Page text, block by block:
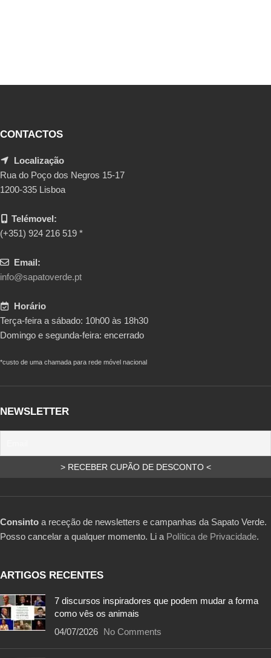
CONTACTOS
Localização
Rua do Poço dos Negros 15-17
1200-335 Lisboa
Telémovel:
(+351) 924 216 519 *
Email:
info@sapatoverde.pt
Horário
Terça-feira a sábado: 10h00 às 18h30
Domingo e segunda-feira: encerrado
*custo de uma chamada para rede móvel nacional
NEWSLETTER
Consinto a receção de newsletters e campanhas da Sapato Verde.
Posso cancelar a qualquer momento. Li a Política de Privacidade.
ARTIGOS RECENTES
7 discursos inspiradores que podem mudar a forma
como vês os animais
04/07/2026 No Comments